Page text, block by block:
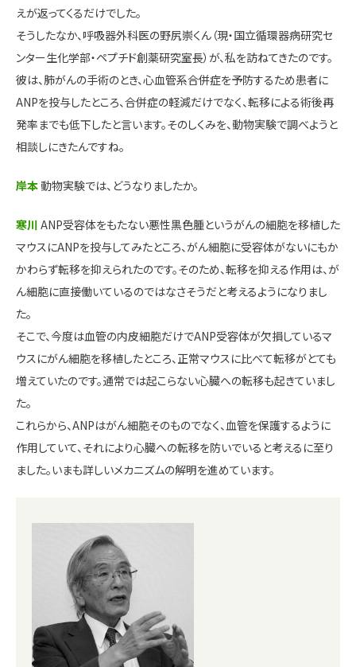
えが返ってくるだけでした。
そうしたなか、呼吸器外科医の野尻崇くん（現・国立循環器病研究セ
ンター生化学部・ペプチド創薬研究室長）が、私を訪ねてきたのです。
彼は、肺がんの手術のとき、心血管系合併症を予防するため患者に
ANPを投与したところ、合併症の軽減だけでなく、転移による術後再
発率までも低下したと言います。そのしくみを、動物実験で調べようと
相談しにきたんですね。
岸本 動物実験では、どうなりましたか。
寒川 ANP受容体をもたない悪性黒色腫というがんの細胞を移植した
マウスにANPを投与してみたところ、がん細胞に受容体がないにもか
かわらず転移を抑えられたのです。そのため、転移を抑える作用は、が
ん細胞に直接働いているのではなさそうだと考えるようになりまし
た。
そこで、今度は血管の内皮細胞だけでANP受容体が欠損しているマ
ウスにがん細胞を移植したところ、正常マウスに比べて転移がとても
増えていたのです。通常では起こらない心臓への転移も起きていまし
た。
これらから、ANPはがん細胞そのものでなく、血管を保護するように
作用していて、それにより心臓への転移を防いでいると考えるに至り
ました。いまも詳しいメカニズムの解明を進めています。